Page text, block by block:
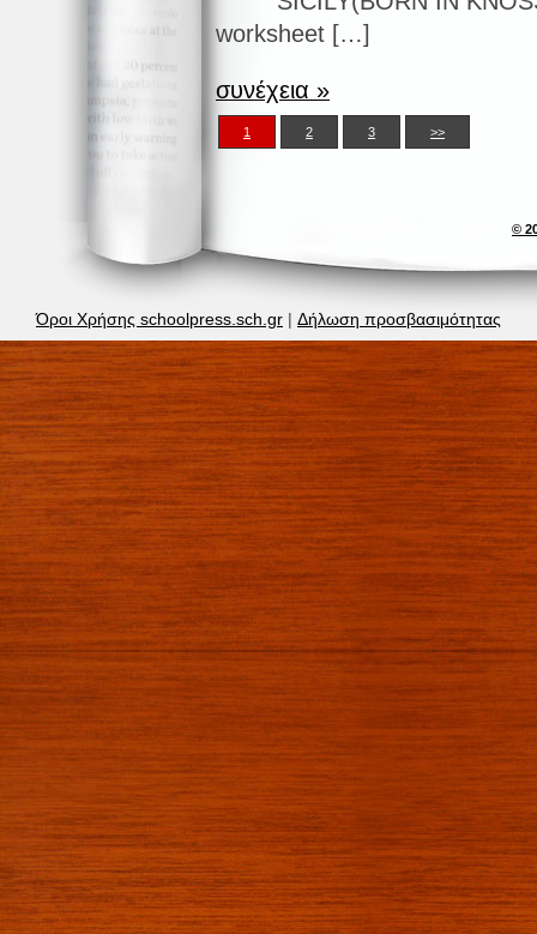
worksheet […]
συνέχεια »
1 2 3 >>
©
Όροι Χρήσης schoolpress.sch.gr | Δήλωση προσβασιμότητας